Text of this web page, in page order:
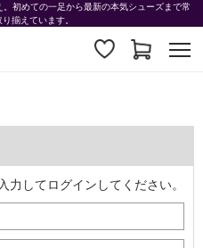
初めての一足から最新の本気シューズまで常
揃えています。
してログインしてください。